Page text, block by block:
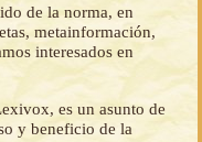
de la norma, en
metainformación,
interesados en
es un asunto de
y beneficio de la